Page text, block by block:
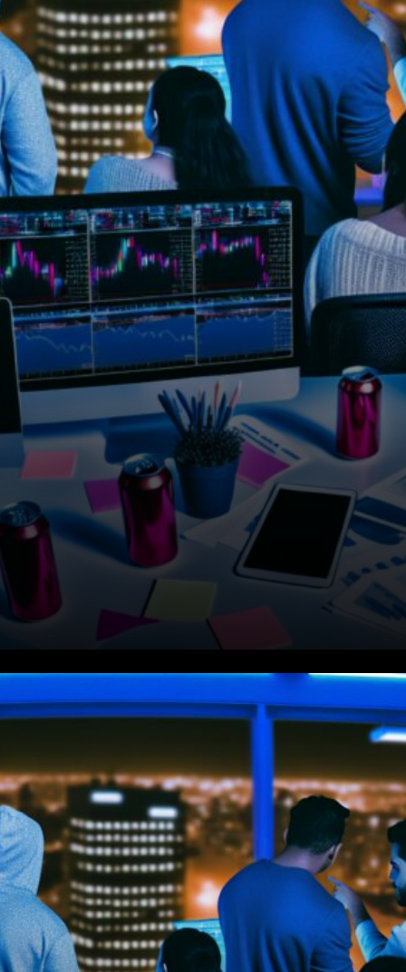
Activité du portefeuille
gouvernemental